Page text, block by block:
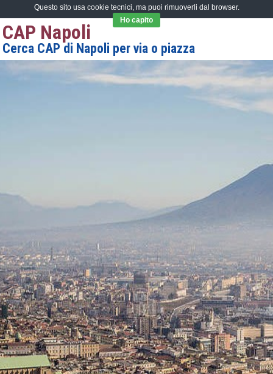
CAP Napoli
Cerca CAP di Napoli per via o piazza
Questo sito usa cookie tecnici, ma puoi rimuoverli dal browser.
Ho capito